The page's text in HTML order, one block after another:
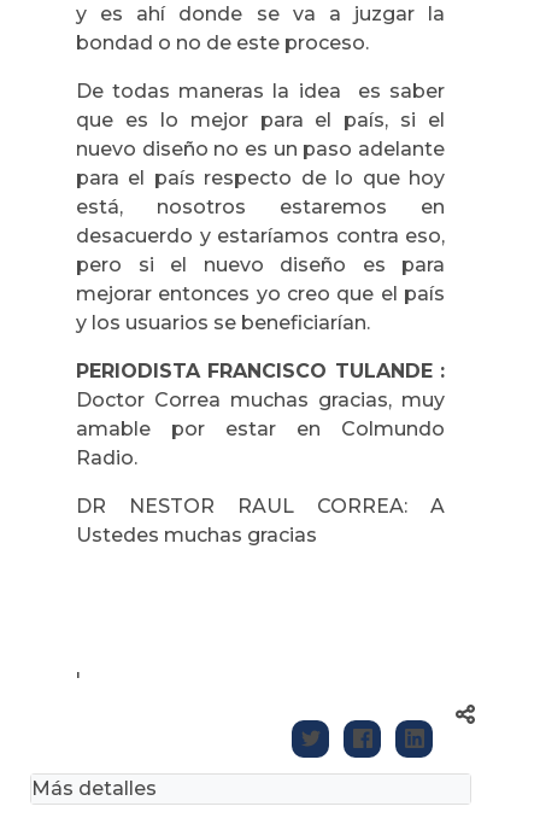
y es ahí donde se va a juzgar la
bondad o no de este proceso.
De todas maneras la idea es saber
que es lo mejor para el país, si el
nuevo diseño no es un paso adelante
para el país respecto de lo que hoy
está, nosotros estaremos en
desacuerdo y estaríamos contra eso,
pero si el nuevo diseño es para
mejorar entonces yo creo que el país
y los usuarios se beneficiarían.
PERIODISTA FRANCISCO TULANDE :
Doctor Correa muchas gracias, muy
amable por estar en Colmundo
Radio.
DR NESTOR RAUL CORREA: A
Ustedes muchas gracias
'
Más detalles